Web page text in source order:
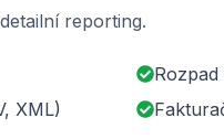
reporting.
XML)